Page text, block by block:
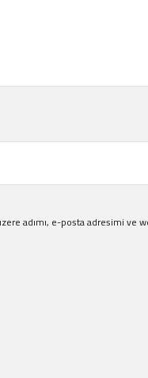
adımı, e-posta adresimi ve